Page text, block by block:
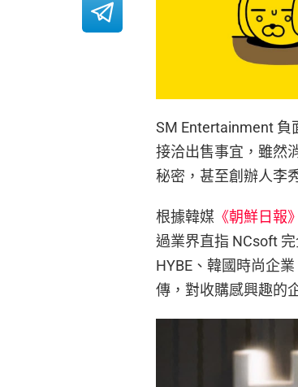
SM Entertainment 負
接洽出售事宜，雖然
秘密，甚至創辦人李
根據韓媒 《朝鮮日報》
過業界直指 NCsoft
HYBE、韓國時尚企
傳，對收購感興趣的